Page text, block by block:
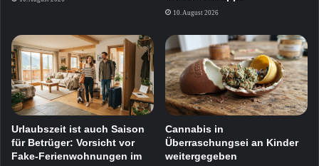
10. August 2026
Urlaubszeit ist auch Saison
für Betrüger: Vorsicht vor
Fake-Ferienwohnungen im
Cannabis in
Überraschungsei an Kinder
weitergegeben